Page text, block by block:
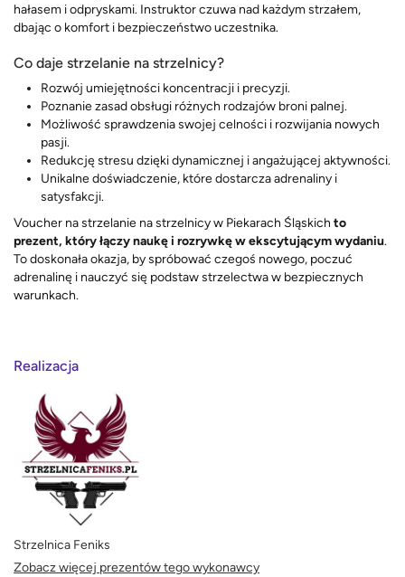
hałasem i odpryskami. Instruktor czuwa nad każdym strzałem,
dbając o komfort i bezpieczeństwo uczestnika.
Co daje strzelanie na strzelnicy?
Rozwój umiejętności koncentracji i precyzji.
Poznanie zasad obsługi różnych rodzajów broni palnej.
Możliwość sprawdzenia swojej celności i rozwijania nowych
pasji.
Redukcję stresu dzięki dynamicznej i angażującej aktywności.
Unikalne doświadczenie, które dostarcza adrenaliny i
satysfakcji.
Voucher na strzelanie na strzelnicy w Piekarach Śląskich to
prezent, który łączy naukę i rozrywkę w ekscytującym wydaniu.
To doskonała okazja, by spróbować czegoś nowego, poczuć
adrenalinę i nauczyć się podstaw strzelectwa w bezpiecznych
warunkach.
Realizacja
Strzelnica Feniks
Zobacz więcej prezentów tego wykonawcy